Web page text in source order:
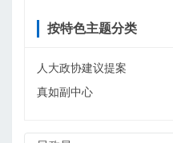
按特色主题分类
人大政协建议提案
真如副中心